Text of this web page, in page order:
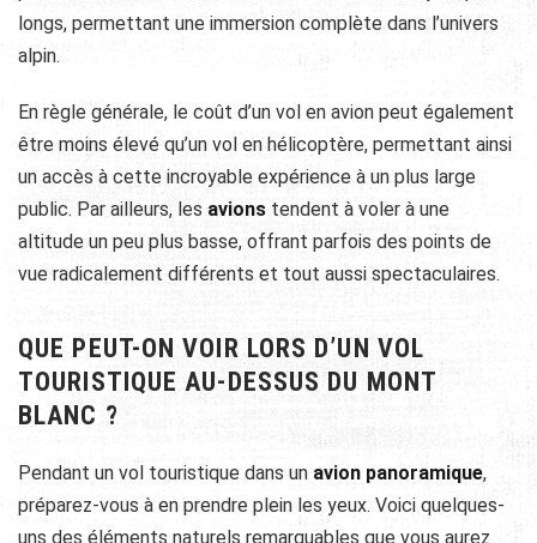
longs, permettant une immersion complète dans l’univers
alpin.
En règle générale, le coût d’un vol en avion peut également
être moins élevé qu’un vol en hélicoptère, permettant ainsi
un accès à cette incroyable expérience à un plus large
public. Par ailleurs, les avions tendent à voler à une
altitude un peu plus basse, offrant parfois des points de
vue radicalement différents et tout aussi spectaculaires.
QUE PEUT-ON VOIR LORS D’UN VOL
TOURISTIQUE AU-DESSUS DU MONT
BLANC ?
Pendant un vol touristique dans un avion panoramique,
préparez-vous à en prendre plein les yeux. Voici quelques-
uns des éléments naturels remarquables que vous aurez